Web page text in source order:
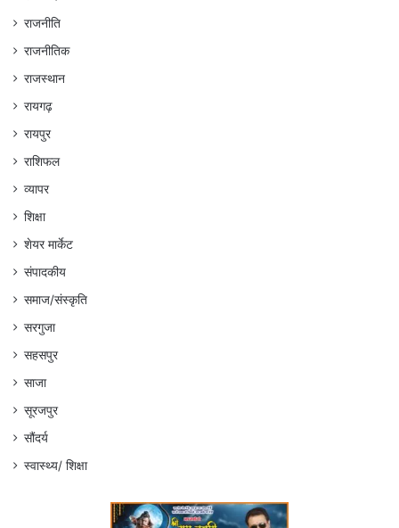
राजनीति
राजनीतिक
राजस्थान
रायगढ़
रायपुर
राशिफल
व्यापर
शिक्षा
शेयर मार्केट
संपादकीय
समाज/संस्कृति
सरगुजा
सहसपुर
साजा
सूरजपुर
सौंदर्य
स्वास्थ्य/ शिक्षा